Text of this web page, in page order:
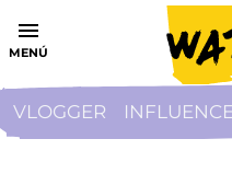
MENÚ
VLOGGER